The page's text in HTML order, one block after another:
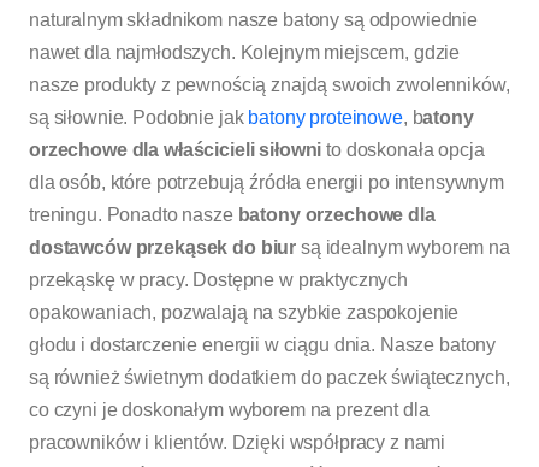
naturalnym składnikom nasze batony są odpowiednie
nawet dla najmłodszych. Kolejnym miejscem, gdzie
nasze produkty z pewnością znajdą swoich zwolenników,
są siłownie. Podobnie jak batony proteinowe, batony
orzechowe dla właścicieli siłowni to doskonała opcja
dla osób, które potrzebują źródła energii po intensywnym
treningu. Ponadto nasze batony orzechowe dla
dostawców przekąsek do biur są idealnym wyborem na
przekąskę w pracy. Dostępne w praktycznych
opakowaniach, pozwalają na szybkie zaspokojenie
głodu i dostarczenie energii w ciągu dnia. Nasze batony
są również świetnym dodatkiem do paczek świątecznych,
co czyni je doskonałym wyborem na prezent dla
pracowników i klientów. Dzięki współpracy z nami